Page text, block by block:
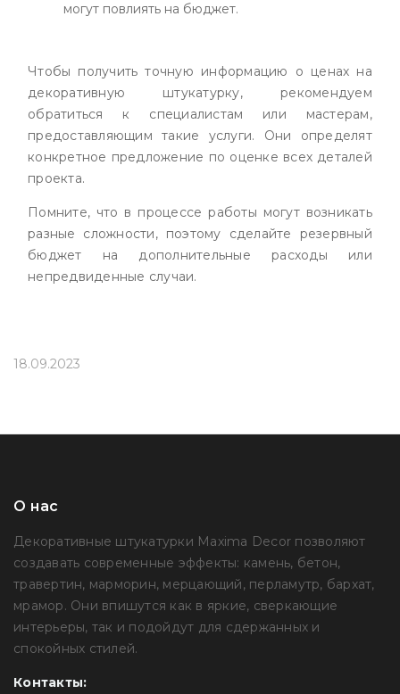
могут повлиять на бюджет.
Чтобы получить точную информацию о ценах на
декоративную штукатурку, рекомендуем
обратиться к специалистам или мастерам,
предоставляющим такие услуги. Они определят
конкретное предложение по оценке всех деталей
проекта.
Помните, что в процессе работы могут возникать
разные сложности, поэтому сделайте резервный
бюджет на дополнительные расходы или
непредвиденные случаи.
18.09.2023
О нас
Декоративные штукатурки Maxima Decor позволяют
создавать современные эффекты: камень, бетон,
травертин, марморин, мерцающий, перламутр, бархат,
мрамор. Они впишутся как в яркие, сверкающие
интерьеры, так и подойдут для сдержанных и
спокойных стилей.
Контакты: